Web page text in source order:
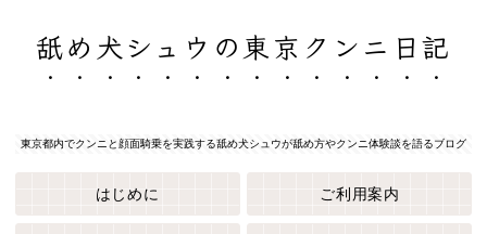
舐め犬シュウの東京クンニ日記
東京都内でクンニと顔面騎乗を実践する舐め犬シュウが舐め方やクンニ体験談を語るブログ
はじめに ご利用案内